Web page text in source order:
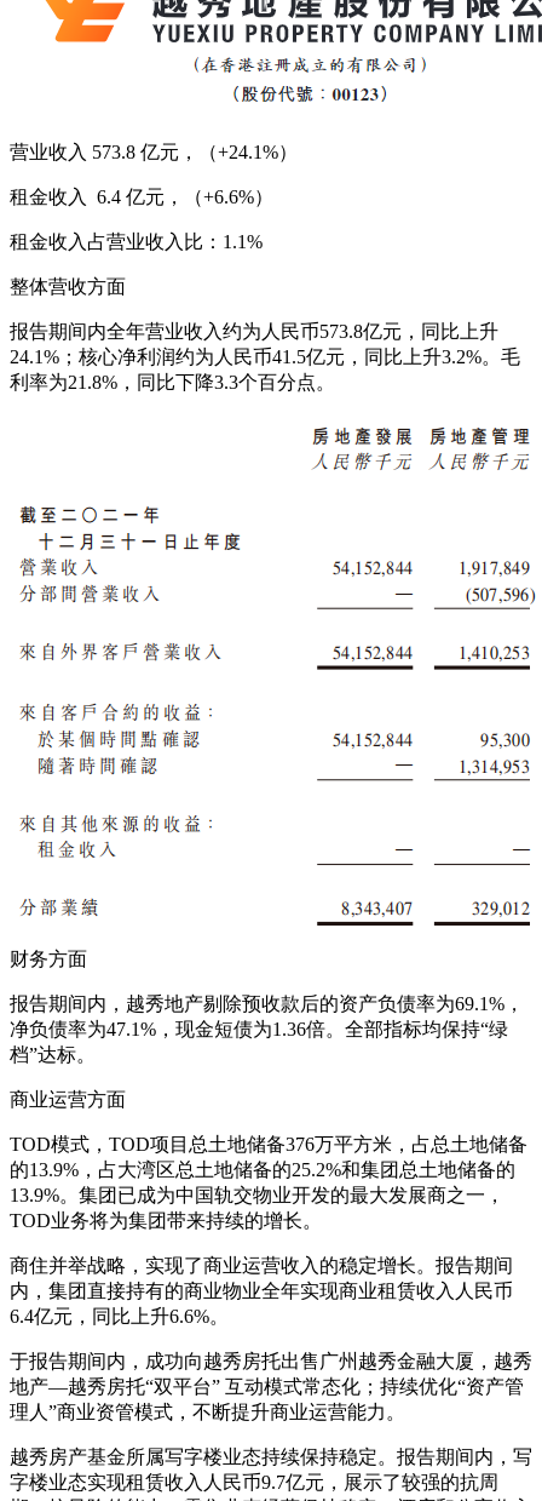
营业收入 573.8 亿元，（+24.1%）
租金收入 6.4 亿元，（+6.6%）
租金收入占营业收入比：1.1%
整体营收方面
报告期间内全年营业收入约为人民币573.8亿元，同比上升
24.1%；核心净利润约为人民币41.5亿元，同比上升3.2%。毛
利率为21.8%，同比下降3.3个百分点。
财务方面
报告期间内，越秀地产剔除预收款后的资产负债率为69.1%，
净负债率为47.1%，现金短债为1.36倍。全部指标均保持“绿
档”达标。
商业运营方面
TOD模式，TOD项目总土地储备376万平方米，占总土地储备
的13.9%，占大湾区总土地储备的25.2%和集团总土地储备的
13.9%。集团已成为中国轨交物业开发的最大发展商之一，
TOD业务将为集团带来持续的增长。
商住并举战略，实现了商业运营收入的稳定增长。报告期间
内，集团直接持有的商业物业全年实现商业租赁收入人民币
6.4亿元，同比上升6.6%。
于报告期间内，成功向越秀房托出售广州越秀金融大厦，越秀
地产—越秀房托“双平台” 互动模式常态化；持续优化“资产管
理人”商业资管模式，不断提升商业运营能力。
越秀房产基金所属写字楼业态持续保持稳定。报告期间内，写
字楼业态实现租赁收入人民币9.7亿元，展示了较强的抗周